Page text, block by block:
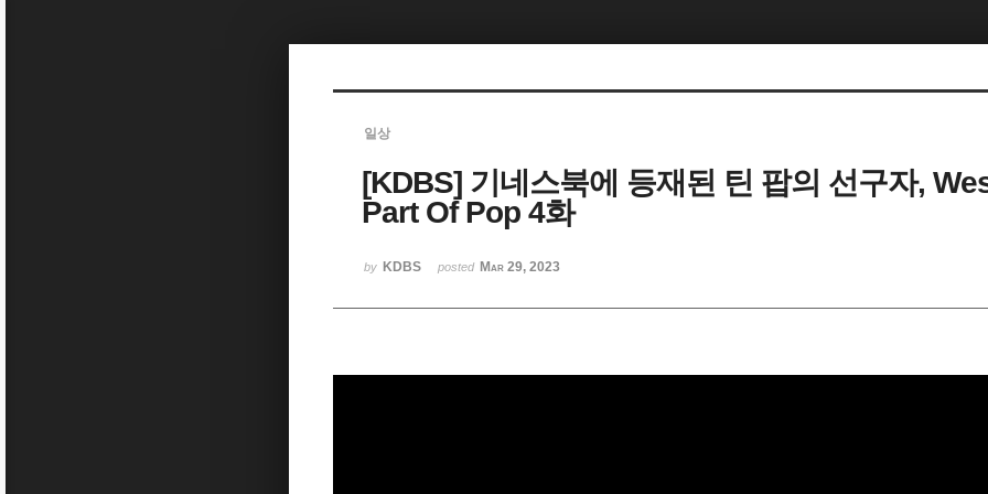
일상
[KDBS] 기네스북에 등재된 틴 팝의 선구자,
Part Of Pop 4화
by KDBS posted Mar 29, 2023
Sketchbook5, 스케치북5
Sketchbook5, 스케치북5